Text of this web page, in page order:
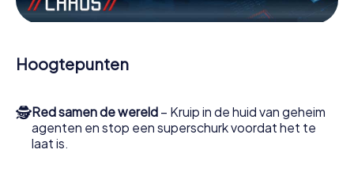
Werk samen als een team, onderschep vijandige
In deze escape game Bad Camberg moeten jij en jouw
team excelleren om de slechteriken te stoppen. In
geheimhouding rond de geheime dienst: jij vereeuwigt
jezelf en jouw team in de hoogste score van Bad
Camberg en krijg toegang tot jouw eigen fotogalerij. De
Hoogtepunten
🕵Red samen de wereld – Kruip in de huid van geheim
agenten en stop een superschurk voordat het te
laat is.